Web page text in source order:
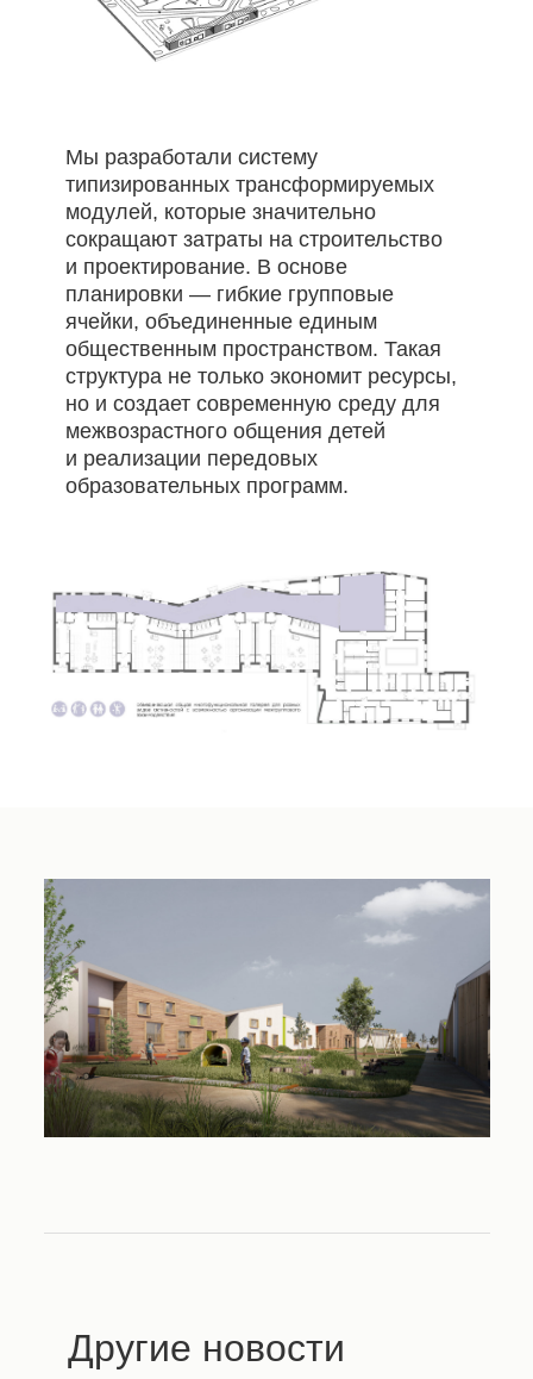
Мы разработали систему
типизированных трансформируемых
модулей, которые значительно
сокращают затраты на строительство
и проектирование. В основе
планировки — гибкие групповые
ячейки, объединенные единым
общественным пространством. Такая
структура не только экономит ресурсы,
но и создает современную среду для
межвозрастного общения детей
и реализации передовых
образовательных программ.
Другие новости